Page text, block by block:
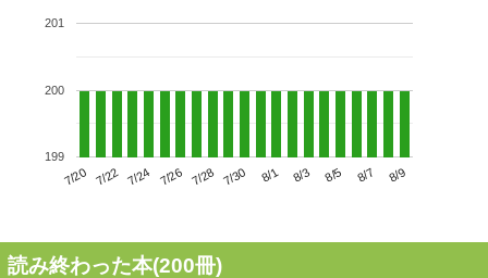
7/20 7/22 7/24 7/26 7/28 7/30 8/1 8/3 8/5 8/7 8/9
199
200
201
読み終わった本(200冊)